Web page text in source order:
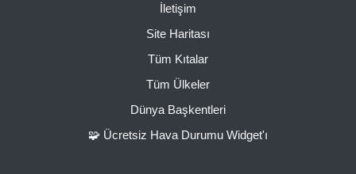
İletişim
Site Haritası
Tüm Kıtalar
Tüm Ülkeler
Dünya Başkentleri
🧩 Ücretsiz Hava Durumu Widget'ı